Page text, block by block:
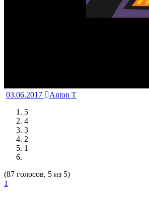
03.06.2017
Anton T
5
4
3
2
1
(87 голосов, 5 из 5)
1